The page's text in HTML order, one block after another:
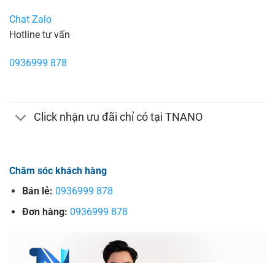
Chat Zalo
Hotline tư vấn
0936999 878
Click nhận ưu đãi chỉ có tại TNANO
Chăm sóc khách hàng
Bán lẻ: 0936999 878
Đơn hàng: 0936999 878